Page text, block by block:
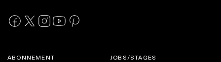
ABONNEMENT JOBS/STAGES